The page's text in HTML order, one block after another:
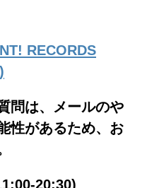
RECORDS
問は、メールのや
性があるため、お
20:30)